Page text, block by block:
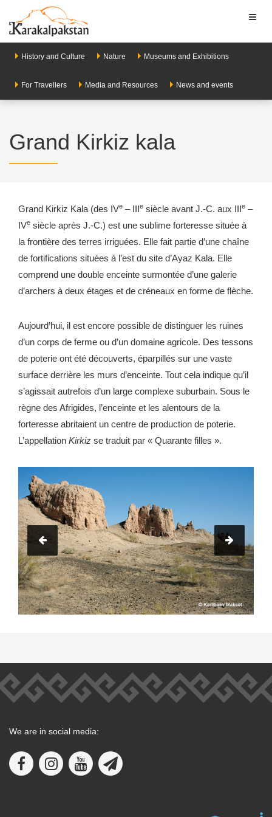
History and Culture Nature Museums and Exhibitions
For Travellers Media and Resources News and events
Grand Kirkiz kala
Grand Kirkiz Kala (des IVe – IIIe siècle avant J.-C. aux IIIe –
IVe siècle après J.-C.) est une sublime forteresse située à
la frontière des terres irriguées. Elle fait partie d’une chaîne
de fortifications situées à l’est du site d’Ayaz Kala. Elle
comprend une double enceinte surmontée d’une galerie
d’archers à deux étages et de créneaux en forme de flèche.
Aujourd’hui, il est encore possible de distinguer les ruines
d’un corps de ferme ou d’un domaine agricole. Des tessons
de poterie ont été découverts, éparpillés sur une vaste
surface derrière les murs d’enceinte. Tout cela indique qu’il
s’agissait autrefois d’un large complexe suburbain. Sous le
règne des Afrigides, l’enceinte et les alentours de la
forteresse abritaient un centre de production de poterie.
L’appellation Kirkiz se traduit par « Quarante filles ».
We are in social media: